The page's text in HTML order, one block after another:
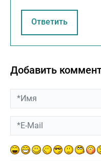
Ответить
Добавить